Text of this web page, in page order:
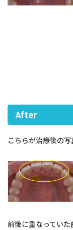
After
こちらが治療後の写
前後に重なってい